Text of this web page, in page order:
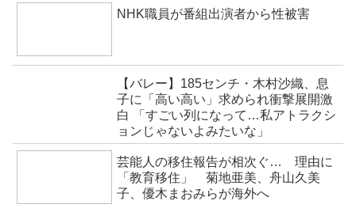
NHK職員が番組出演者から性被害
【バレー】185センチ・木村沙織、息
子に「高い高い」求められ衝撃展開激
白 「すごい列になって…私アトラクシ
ョンじゃないよみたいな」
芸能人の移住報告が相次ぐ… 理由に
「教育移住」 菊地亜美、舟山久美
子、優木まおみらが海外へ